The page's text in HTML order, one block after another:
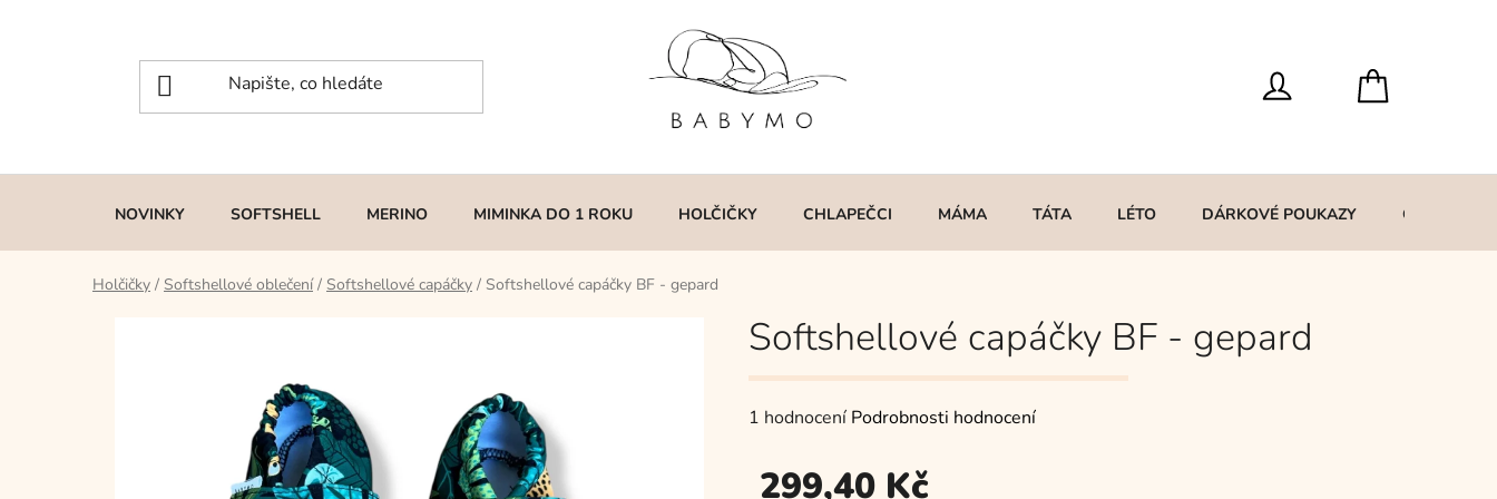
NOVINKY SOFTSHELL MERINO MIMINKA DO 1 ROKU HOLČIČKY CHLAPEČCI MÁMA TÁTA LÉTO DÁRKOVÉ POUKAZY O MNĚ
Holčičky / Softshellové oblečení / Softshellové capáčky / Softshellové capáčky BF - gepard
Softshellové capáčky BF - gepard
Průměrné
produktu
1 hodnocení Podrobnosti hodnocení
299,40 Kč